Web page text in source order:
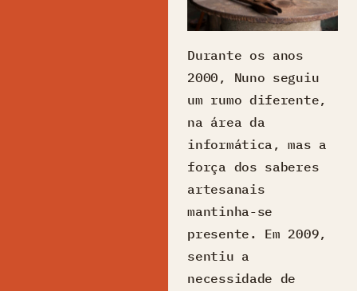
Durante os anos
2000, Nuno seguiu
um rumo diferente,
na área da
informática, mas a
força dos saberes
artesanais
mantinha-se
presente. Em 2009,
sentiu a
necessidade de